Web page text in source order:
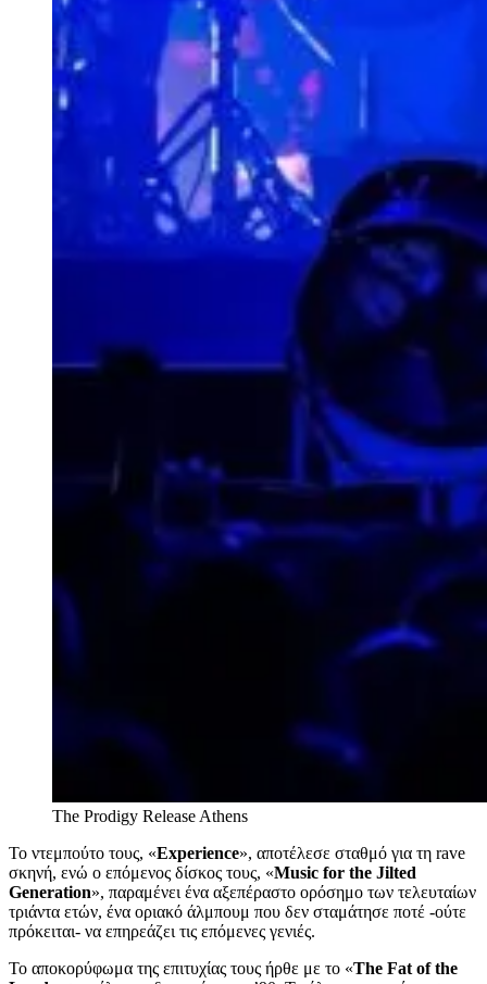
The Prodigy Release Athens
Το ντεμπούτο τους, «Experience», αποτέλεσε σταθμό για τη rave
σκηνή, ενώ ο επόμενος δίσκος τους, «Music for the Jilted
Generation», παραμένει ένα αξεπέραστο ορόσημο των τελευταίων
τριάντα ετών, ένα οριακό άλμπουμ που δεν σταμάτησε ποτέ -ούτε
πρόκειται- να επηρεάζει τις επόμενες γενιές.
Το αποκορύφωμα της επιτυχίας τους ήρθε με το «The Fat of the